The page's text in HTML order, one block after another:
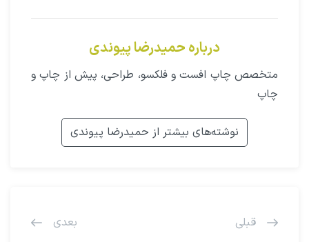
درباره حمیدرضا پیوندی
متخصص چاپ افست و فلکسو، طراحی، پیش از چاپ و
چاپ
نوشته‌های بیشتر از حمیدرضا پیوندی
قبلی بعدی